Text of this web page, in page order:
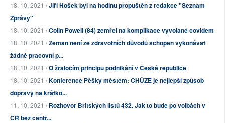
18. 10. 2021 /Jiří Hošek byl na hodinu propuštěn z redakce "Seznam
Zprávy"
18. 10. 2021 /Colin Powell (84) zemřel na komplikace vyvolané covidem
18. 10. 2021 /Zeman není ze zdravotních důvodů schopen vykonávat
žádné pracovní p...
18. 10. 2021 /O žraločím principu podnikání v České republice
18. 10. 2021 /Konference Pěšky městem: CHŮZE je nejlepší způsob
dopravy na krátko...
11. 10. 2021 /Rozhovor Britských listů 432. Jak to bude po volbách v
ČR bez centr...